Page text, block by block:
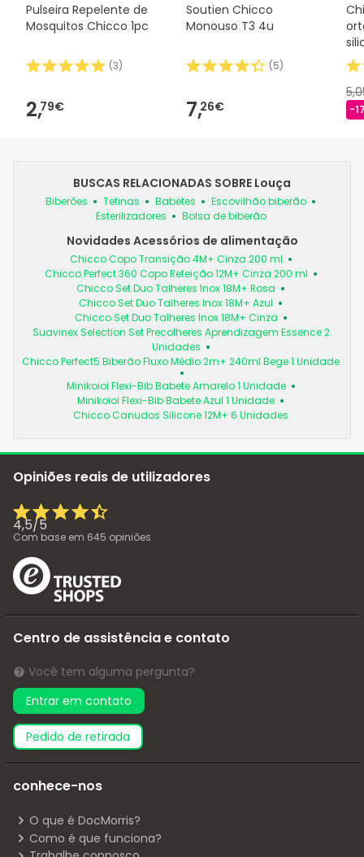
Pulseira Repelente de
Mosquitos Chicco 1pc
(3)
2,79€
Soutien Chicco
Monouso T3 4u
(5)
7,26€ -
BUSCAS RELACIONADAS SOBRE Louça
Biberões Tetinas Babetes
Escovilhão biberão
Esterilizadores
Bolsa de biberão
Novidades Acessórios de alimentação
Chicco Copo Transição 4M+ Cinza 200 ml
Chicco Perfect 360 Copo Refeição 12M+ Cinza 200 ml
Chicco Set Duo Talheres Inox 18M+ Rosa
Chicco Set Duo Talheres Inox 18M+ Azul
Chicco Set Duo Talheres Inox 18M+ Cinza
Suavinex Selection Set Precolheres Aprendizagem Essence 2
Unidades
Chicco Perfect5 Biberão Fluxo Médio 2m+ 240ml Bege 1 Unidade
Minikoioi Flexi-Bib Babete Amarelo 1 Unidade
Minikoioi Flexi-Bib Babete Azul 1 Unidade
Chicco Canudos Silicone 12M+ 6 Unidades
Opiniões reais de utilizadores
4,5/5
Com base em 645 opiniões
Centro de assistência e contato
Você tem alguma pergunta?
Entrar em contato
pedido de retirada
conhece-nos
O que é DocMorris?
Como é que funciona?